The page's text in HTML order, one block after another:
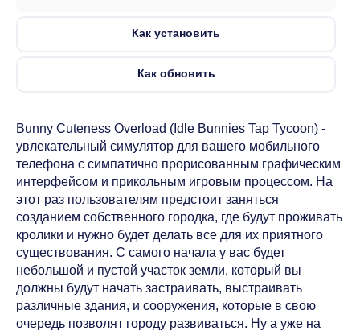
Как установить
Как обновить
Bunny Cuteness Overload (Idle Bunnies Tap Tycoon) -
увлекательный симулятор для вашего мобильного
телефона с симпатично прорисованным графическим
интерфейсом и прикольным игровым процессом. На
этот раз пользователям предстоит заняться
созданием собственного городка, где будут проживать
кролики и нужно будет делать все для их приятного
существования. С самого начала у вас будет
небольшой и пустой участок земли, который вы
должны будут начать застраивать, выстраивать
различные здания, и сооружения, которые в свою
очередь позволят городу развиваться. Ну а уже на